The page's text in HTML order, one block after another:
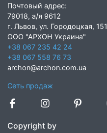
Почтовый адрес:
79018, а/я 9612
г. Львов, ул. Городоцкая, 151
ООО "АРХОН Украина"
+38 067 235 42 24
+38 067 558 76 73
archon@archon.com.ua
Сеть продаж
Copyright by